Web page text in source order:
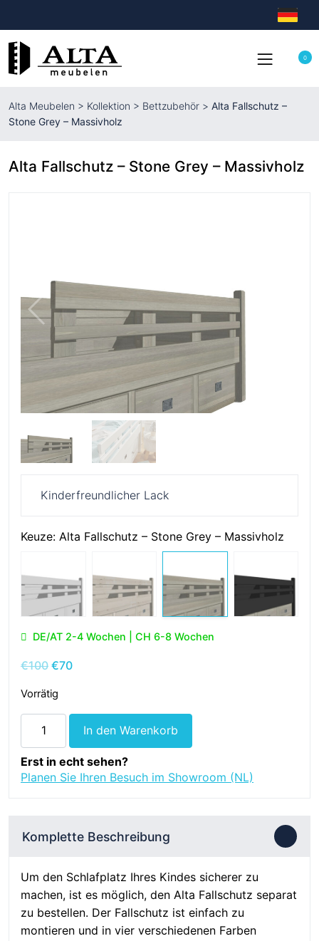
0
Alta Meubelen > Kollektion > Bettzubehör > Alta Fallschutz –
Stone Grey – Massivholz
Alta Fallschutz – Stone Grey – Massivholz
Kinderfreundlicher Lack
Keuze: Alta Fallschutz – Stone Grey – Massivholz
DE/AT 2-4 Wochen | CH 6-8 Wochen
€100 Ursprünglicher
war:
€100
€70Aktueller
€70.
Vorrätig
Fallschutz
-
Stone
Menge
In den Warenkorb
Erst in echt sehen?
Planen Sie Ihren Besuch im Showroom (NL)
Komplette Beschreibung
Um den Schlafplatz Ihres Kindes sicherer zu
machen, ist es möglich, den Alta Fallschutz separat
zu bestellen. Der Fallschutz ist einfach zu
montieren und in vier verschiedenen Farben